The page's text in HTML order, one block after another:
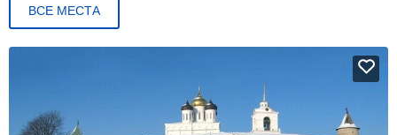
ВСЕ МЕСТА